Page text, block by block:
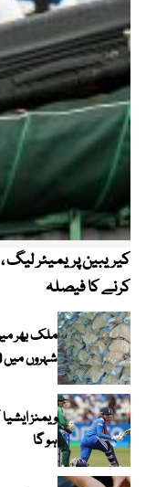
کرنے کا فیصلہ
ملک بھر
شہروں میں 20 کلو تھیلا 100 روپے تک مہنگا
ہو گا